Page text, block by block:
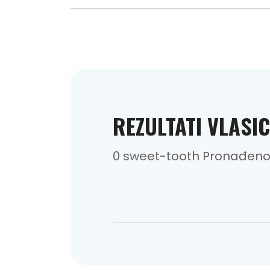
REZULTATI VLASIC
0 sweet-tooth Pronađeno